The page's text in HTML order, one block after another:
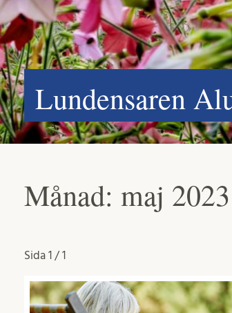
Lundensaren
Månad: maj 2023
Sida 1 / 1